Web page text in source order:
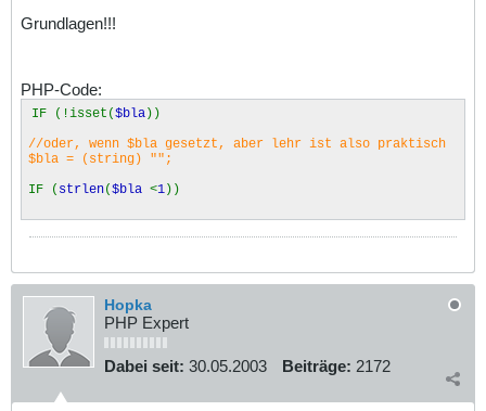
Grundlagen!!!
PHP-Code:
IF (!isset($bla ))
//oder, wenn $bla gesetzt, aber lehr ist also praktisch
$bla = (string) "";
IF ( strlen($bla <1 ))
Hopka
PHP Expert
Dabei seit: 30.05.2003 Beiträge: 2172